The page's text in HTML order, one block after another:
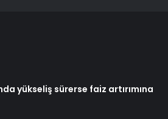
yükseliş sürerse faiz artırımına